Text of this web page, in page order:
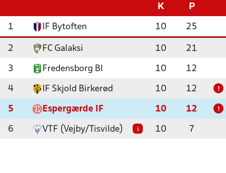
K P
1 IF Bytoften 10 25
2 FC Galaksi 10 21
3 Fredensborg BI 10 12
4 IF Skjold Birkerød 10 12 !
5 Espergærde IF 10 12 !
6 VTF (Vejby/Tisvilde) i 10 7